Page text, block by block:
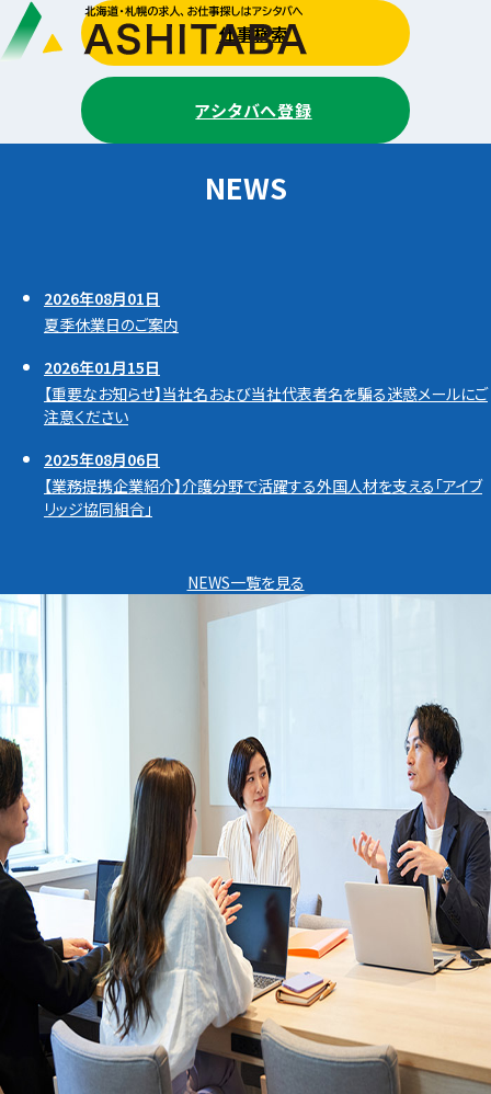
人材発見業とは
仕事検索
アシタバへ登録
NEWS
NEWS一覧を見る
2026年08月01日
夏季休業日のご案内
2026年01月15日
【重要なお知らせ】当社名および当社代表者名を騙る迷惑メールにご
注意ください
2025年08月06日
【業務提携企業紹介】介護分野で活躍する外国人材を支える「アイブ
リッジ協同組合」